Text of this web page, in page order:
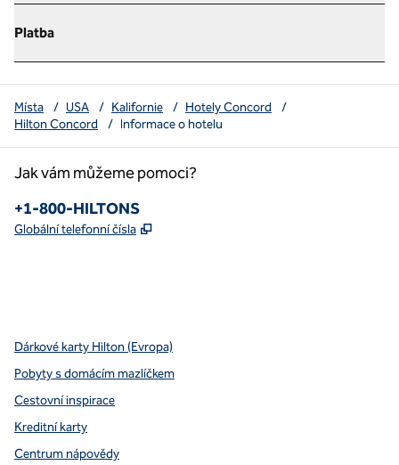
Platba
Místa / USA / Kalifornie / Hotely Concord
/
Hilton Concord
/ Informace o hotelu
Jak vám můžeme pomoci?
Telefon :
+1-800-HILTONS
Globální telefonní čísla ,
Dárkové karty Hilton (Evropa)
Pobyty s domácím mazlíčkem
Cestovní inspirace
Kreditní karty
Centrum nápovědy